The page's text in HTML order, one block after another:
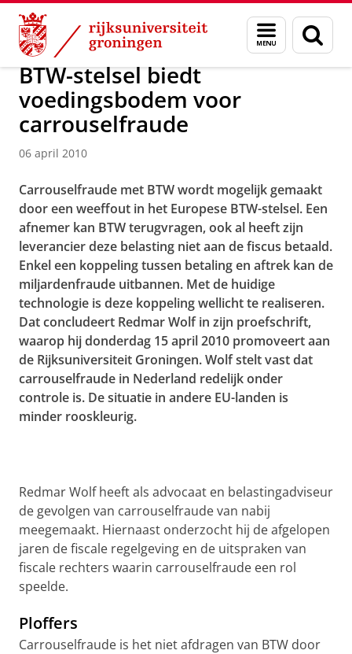
Skip
Content
Skip
Navigation
Menu
en
zoeken
Over ons Actueel Nieuws Nieuwsberichten
BTW-stelsel biedt
voedingsbodem voor
carrouselfraude
06 april 2010
Carrouselfraude met BTW wordt mogelijk gemaakt
door een weeffout in het Europese BTW-stelsel. Een
afnemer kan BTW terugvragen, ook al heeft zijn
leverancier deze belasting niet aan de fiscus betaald.
Enkel een koppeling tussen betaling en aftrek kan de
miljardenfraude uitbannen. Met de huidige
technologie is deze koppeling wellicht te realiseren.
Dat concludeert Redmar Wolf in zijn proefschrift,
waarop hij donderdag 15 april 2010 promoveert aan
de Rijksuniversiteit Groningen. Wolf stelt vast dat
carrouselfraude in Nederland redelijk onder
controle is. De situatie in andere EU-landen is
minder rooskleurig.
Redmar Wolf heeft als advocaat en belastingadviseur
de gevolgen van carrouselfraude van nabij
meegemaakt. Hiernaast onderzocht hij de afgelopen
jaren de fiscale regelgeving en de uitspraken van
fiscale rechters waarin carrouselfraude een rol
speelde.
Ploffers
Carrouselfraude is het niet afdragen van BTW door